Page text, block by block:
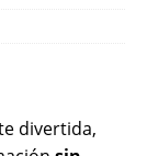
divertida,